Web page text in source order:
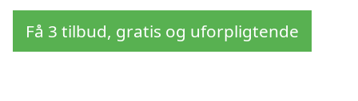
Få 3 tilbud, gratis og uforpligtende